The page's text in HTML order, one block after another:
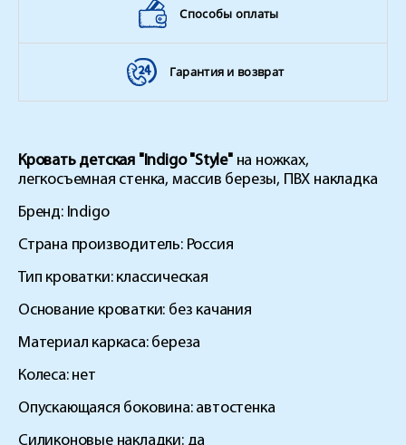
Способы оплаты
Гарантия и возврат
Кровать детская "Indigo "Style"на ножках,
легкосъемная стенка, массив березы, ПВХ накладка
Бренд: Indigo
Страна производитель: Россия
Тип кроватки: классическая
Основание кроватки: без качания
Материал каркаса: береза
Колеса: нет
Опускающаяся боковина: автостенка
Силиконовые накладки: да